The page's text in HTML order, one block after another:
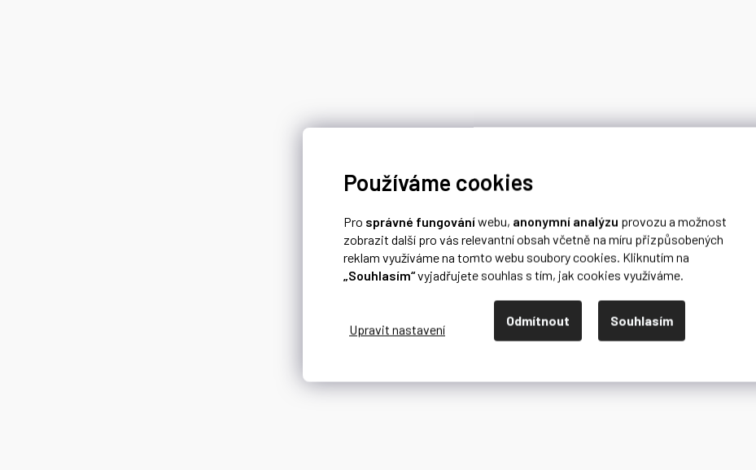
Používáme cookies
Pro správné fungováníwebu, anonymní analýzu provozu a možnost
zobrazit další pro vás relevantní obsah včetně na míru přizpůsobených
reklam využíváme na tomto webu soubory cookies. Kliknutím na
„Souhlasím“vyjadřujete souhlas s tím, jak cookies využíváme.
Odmítnout Souhlasím